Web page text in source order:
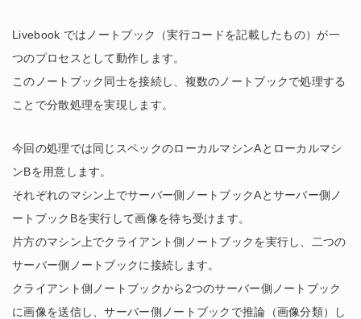
Livebook ではノートブック（実行コードを記載したもの）が一
つのプロセスとして動作します。
このノートブック同士を接続し、複数のノートブックで処理する
ことで分散処理を実現します。
今回の処理では同じスペックのローカルマシンAとローカルマシ
ンBを用意します。
それぞれのマシン上でサーバー側ノートブックAとサーバー側ノ
ートブックBを実行して画像を待ち受けます。
片方のマシン上でクライアント側ノートブックを実行し、二つの
サーバー側ノートブックに接続します。
クライアント側ノートブックから2つのサーバー側ノートブック
に画像を送信し、サーバー側ノートブックで推論（画像分類）し